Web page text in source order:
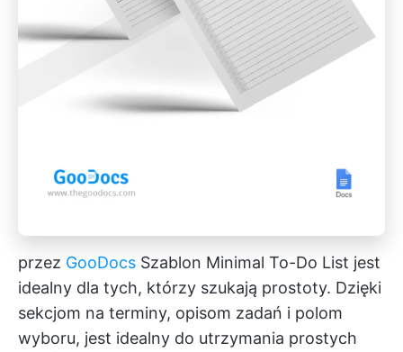
przez GooDocs Szablon Minimal To-Do List jest
idealny dla tych, którzy szukają prostoty. Dzięki
sekcjom na terminy, opisom zadań i polom
wyboru, jest idealny do utrzymania prostych